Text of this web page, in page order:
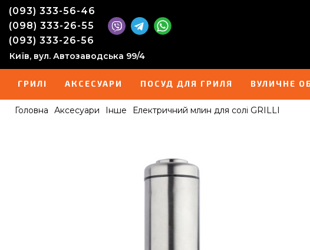
(093) 333-56-46
(098) 333-26-55
(093) 333-26-56
Київ, вул. Автозаводська 99/4
ГРИЛІ АКСЕСУАРИ ПОСУД ДЛЯ ГРИЛЯ ВУЛИЧНЕ
Головна Аксесуари Інше Електричний млин для солі GRILLI